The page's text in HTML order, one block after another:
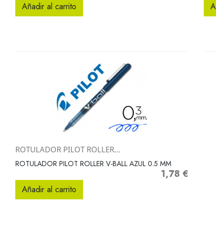
Añadir al carrito
Vista rápida
ROTULADOR PILOT ROLLER...
ROTULADOR PILOT ROLLER V-BALL AZUL 0.5 MM
Precio
1,78 €
Añadir al carrito